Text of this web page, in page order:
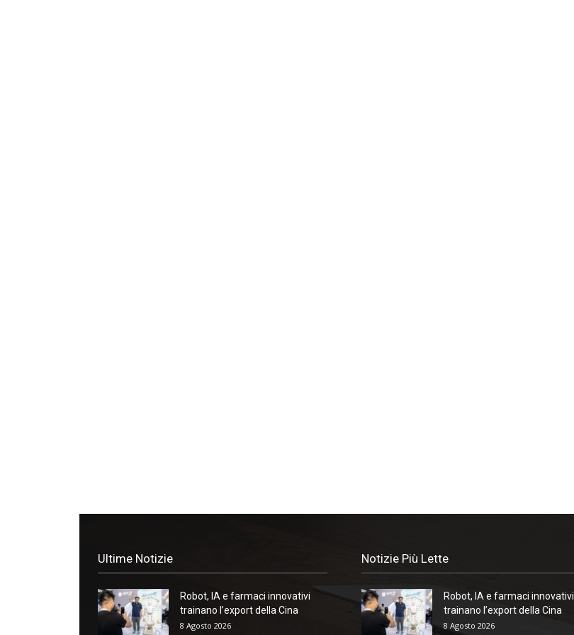
Ultime Notizie
Robot, IA e farmaci innovativi
trainano l’export della Cina
8 Agosto 2026
Notizie Più Lette
Robot, IA e farmaci innovativi
trainano l’export della Cina
8 Agosto 2026